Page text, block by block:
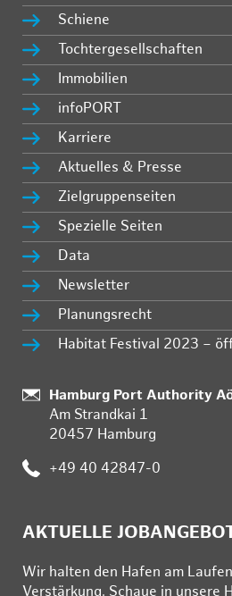
Schiene
Tochtergesellschaften
Immobilien
infoPORT
Karriere
Aktuelles & Presse
Zielgruppenseiten
Spezielle Seiten
Data
Newsletter
Planungsrecht
Habitat Festival 2023 –
Standort:
Hamburg Port Authority
Am Strandkai 1
20457 Hamburg
Telefon:
+49 40 42847-0
AKTUELLE
Wir hal­ten den Ha­fen am
Ver­stär­kung. Schau­e in un­se­re